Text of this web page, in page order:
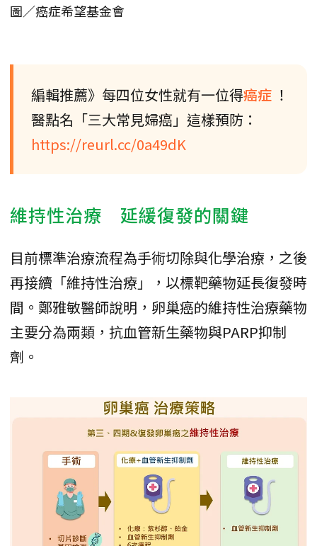
圖／癌症希望基金會
編輯推薦》每四位女性就有一位得癌症 ！
醫點名「三大常見婦癌」這樣預防：
https://reurl.cc/0a49dK
維持性治療 延緩復發的關鍵
目前標準治療流程為手術切除與化學治療，之後
再接續「維持性治療」，以標靶藥物延長復發時
間。鄭雅敏醫師說明，卵巢癌的維持性治療藥物
主要分為兩類，抗血管新生藥物與PARP抑制
劑。